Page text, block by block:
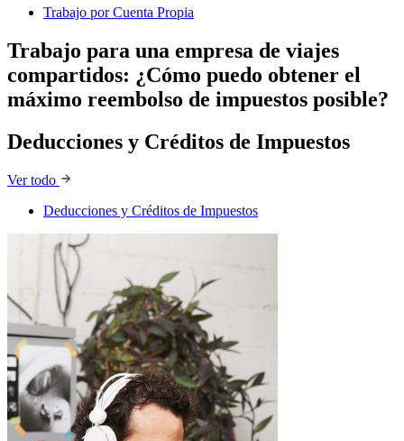
Trabajo por Cuenta Propia
Trabajo para una empresa de viajes
compartidos: ¿Cómo puedo obtener el
máximo reembolso de impuestos posible?
Deducciones y Créditos de Impuestos
Ver todo
y
de
Impuestos
Deducciones y Créditos de Impuestos